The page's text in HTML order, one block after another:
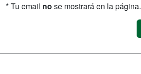
* Tu email no se mostrará en la página.